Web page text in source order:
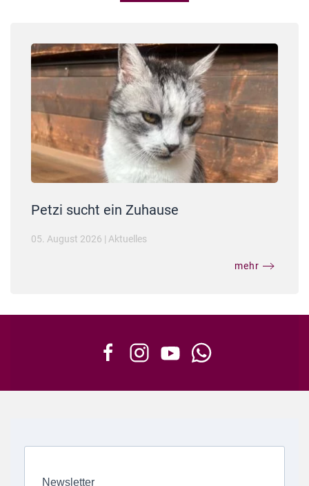
Petzi sucht ein Zuhause
05. August 2026 | Aktuelles
mehr